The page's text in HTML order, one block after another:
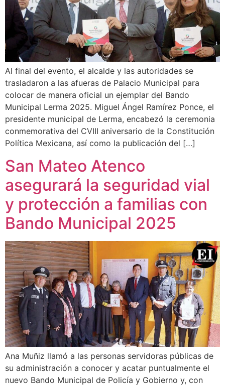
Al final del evento, el alcalde y las autoridades se
trasladaron a las afueras de Palacio Municipal para
colocar de manera oficial un ejemplar del Bando
Municipal Lerma 2025. Miguel Ángel Ramírez Ponce, el
presidente municipal de Lerma, encabezó la ceremonia
conmemorativa del CVIII aniversario de la Constitución
Política Mexicana, así como la publicación del […]
San Mateo Atenco
asegurará la seguridad vial
y protección a familias con
Bando Municipal 2025
Ana Muñiz llamó a las personas servidoras públicas de
su administración a conocer y acatar puntualmente el
nuevo Bando Municipal de Policía y Gobierno y, con